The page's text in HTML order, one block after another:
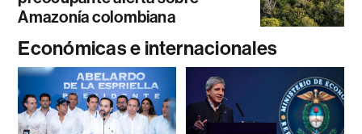
Amazonía colombiana
Económicas e internacionales